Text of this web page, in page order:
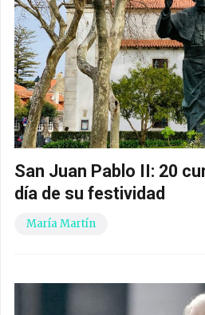
San Juan Pablo II: 20
día de su festividad
María Martín